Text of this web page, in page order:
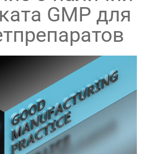
GMP для